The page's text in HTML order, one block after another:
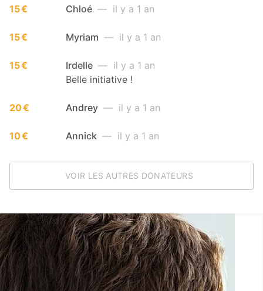
15 € Chloé — il y a 1 an
15 € Myriam — il y a 1 an
15 € Irdelle — il y a 1 an
Belle initiative !
20 € Andrey — il y a 1 an
10 € Annick — il y a 1 an
VOIR LES AUTRES DONATEURS